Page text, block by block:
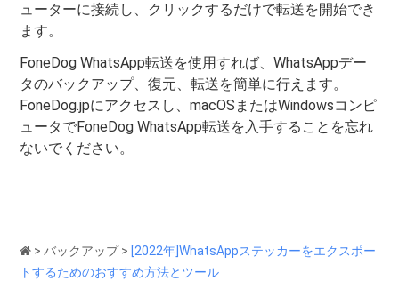
ューターに接続し、クリックするだけで転送を開始でき
ます。
FoneDog WhatsApp転送を使用すれば、WhatsAppデー
タのバックアップ、復元、転送を簡単に行えます。
FoneDog.jpにアクセスし、macOSまたはWindowsコンピ
ュータでFoneDog WhatsApp転送を入手することを忘れ
ないでください。
>バックアップ> [2022年]WhatsAppステッカーをエクスポー
トするためのおすすめ方法とツール